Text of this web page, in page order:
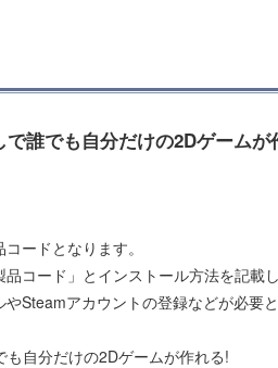
で誰でも自分だけの2Dゲーム
ードとなります。
コード」とインストール方法を記載
Steamアカウントの登録などが必要
も自分だけの2Dゲームが作れる!